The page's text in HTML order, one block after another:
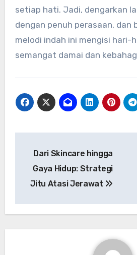
setiap hati. Jadi, dengarkan
dengan penuh perasaan, dan
melodi indah ini mengisi hari-
semangat damai dan
pos
Dari Skincare hingga
Gaya Hidup: Strategi
Jitu Atasi Jerawat